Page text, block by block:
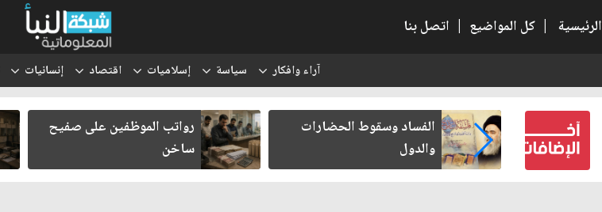
الرئيسية | كل المواضيع | اتصل بنا
آراء وافكار سياسة إسلاميات اقتصاد إنسانيات
كتب لنفسه
الفساد وسقوط الحضارات
والدول
رواتب الموظفين على صفيح
ساخن